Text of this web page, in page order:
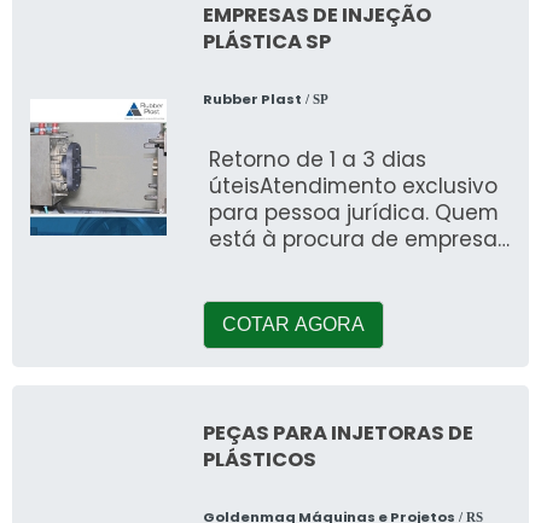
EMPRESAS DE INJEÇÃO
PLÁSTICA SP
Rubber Plast / SP
Retorno de 1 a 3 dias
úteisAtendimento exclusivo
para pessoa jurídica. Quem
está à procura de empresas
COTAR AGORA
PEÇAS PARA INJETORAS DE
PLÁSTICOS
Goldenmaq Máquinas e Projetos / RS